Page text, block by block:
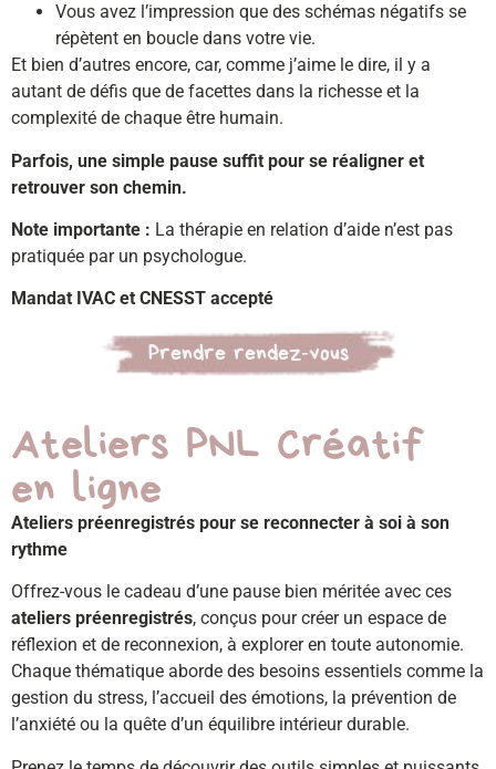
Vous avez l’impression que des schémas négatifs se
répètent en boucle dans votre vie.
Et bien d’autres encore, car, comme j’aime le dire, il y a
autant de défis que de facettes dans la richesse et la
complexité de chaque être humain.
Parfois, une simple pause suffit pour se réaligner et
retrouver son chemin.
Note importante : La thérapie en relation d’aide n’est pas
pratiquée par un psychologue.
Mandat IVAC et CNESST accepté
Prendre rendez-vous
Ateliers PNL Créatif
en ligne
Ateliers préenregistrés pour se reconnecter à soi à son
rythme
Offrez-vous le cadeau d’une pause bien méritée avec ces
ateliers préenregistrés, conçus pour créer un espace de
réflexion et de reconnexion, à explorer en toute autonomie.
Chaque thématique aborde des besoins essentiels comme la
gestion du stress, l’accueil des émotions, la prévention de
l’anxiété ou la quête d’un équilibre intérieur durable.